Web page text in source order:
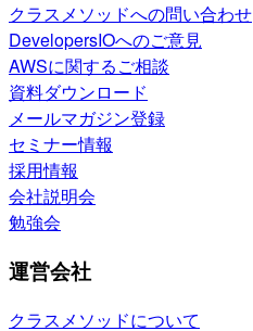
クラスメソッドへの問い合わせ
DevelopersIOへのご意見
AWSに関するご相談
資料ダウンロード
メールマガジン登録
セミナー情報
採用情報
会社説明会
勉強会
運営会社
クラスメソッドについて